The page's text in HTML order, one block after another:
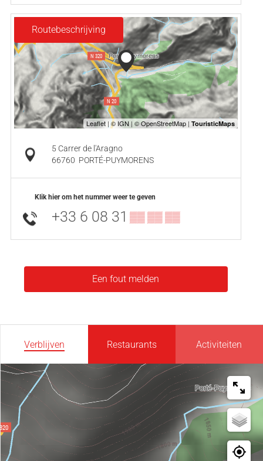
Routebeschrijving
5 Carrer de l'Aragno
66760 PORTÉ-PUYMORENS
Klik hier om het nummer weer te geven
+33 6 08 31 ▒▒ ▒▒ ▒▒
Een fout melden
Verblijven Restaurants Activiteiten